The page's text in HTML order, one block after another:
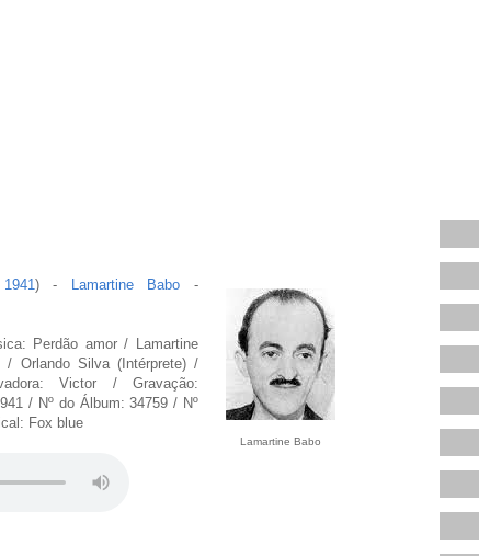
Lamartine Babo
1941) - Lamartine Babo -
Perdão amor / Lamartine
/ Orlando Silva (Intérprete) /
Victor / Gravação:
/ Nº do Álbum: 34759 / Nº
Fox blue